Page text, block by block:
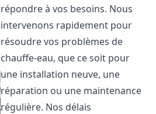
répondre à vos besoins. Nous
intervenons rapidement pour
résoudre vos problèmes de
chauffe-eau, que ce soit pour
une installation neuve, une
réparation ou une maintenance
régulière. Nos délais